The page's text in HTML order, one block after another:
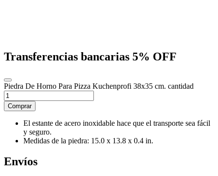
Transferencias bancarias 5% OFF
Piedra De Horno Para Pizza Kuchenprofi 38x35 cm. cantidad
Comprar
El estante de acero inoxidable hace que el transporte sea fácil
y seguro.
Medidas de la piedra: 15.0 x 13.8 x 0.4 in.
Envíos